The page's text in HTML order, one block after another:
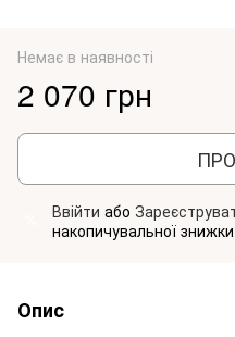
Немає в наявності
2 070 грн
Ввійти або
накопичувальної знижки
Опис